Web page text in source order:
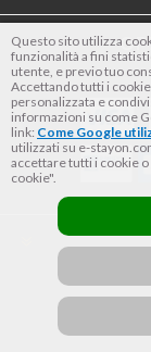
Questo sito utilizza
funzionalità a fini
utente, e previo tuo
Accettando tutti i
personalizzata e
informazioni su come
link: Come Google
utilizzati su e-
accettare tutti i cookie
cookie".